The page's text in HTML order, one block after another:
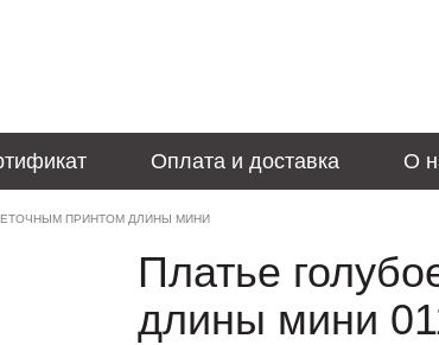
Оплата и доставка О
ПРИНТОМ ДЛИНЫ МИНИ
Платье
длины мини